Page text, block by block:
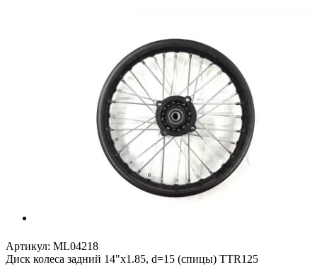
Артикул: ML04218
Диск колеса задний 14"х1.85, d=15 (спицы) TTR125